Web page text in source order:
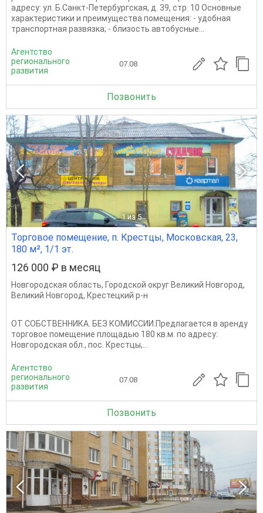
адресу: ул. Б.Санкт-Петербургская, д. 39, стр. 10 Основные
характеристики и преимущества помещения: - удобная
транспортная развязка; - близость автобусные...
Агентство
регионального
развития
07.08
Позвонить
1 из 5
Торговое помещение, п. Крестцы, Московская, 23,
180 м², 1/1 эт.
126 000 ₽ в месяц
Новгородская область, Городской округ Великий Новгород,
Великий Новгород, Крестецкий р-н
ОТ СОБСТВЕННИКА. БЕЗ КОМИССИИ.Предлагается в аренду
торговое помещение площадью 180 кв.м. по адресу:
Новгородская обл., пос. Крестцы,...
Агентство
регионального
развития
07.08
Позвонить